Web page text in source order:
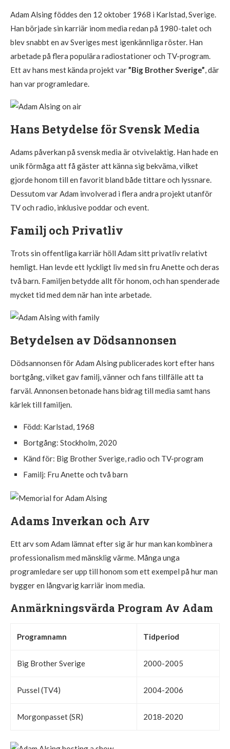
Adam Alsing föddes den 12 oktober 1968 i Karlstad, Sverige.
Han började sin karriär inom media redan på 1980-talet och
blev snabbt en av Sveriges mest igenkännliga röster. Han
arbetade på flera populära radiostationer och TV-program.
Ett av hans mest kända projekt var”Big Brother Sverige”, där
han var programledare.
Hans Betydelse för Svensk Media
Adams påverkan på svensk media är otvivelaktig. Han hade en
unik förmåga att få gäster att känna sig bekväma, vilket
gjorde honom till en favorit bland både tittare och lyssnare.
Dessutom var Adam involverad i flera andra projekt utanför
TV och radio, inklusive poddar och event.
Familj och Privatliv
Trots sin offentliga karriär höll Adam sitt privatliv relativt
hemligt. Han levde ett lyckligt liv med sin fru Anette och deras
två barn. Familjen betydde allt för honom, och han spenderade
mycket tid med dem när han inte arbetade.
Betydelsen av Dödsannonsen
Dödsannonsen för Adam Alsing publicerades kort efter hans
bortgång, vilket gav familj, vänner och fans tillfälle att ta
farväl. Annonsen betonade hans bidrag till media samt hans
kärlek till familjen.
Född: Karlstad, 1968
Bortgång: Stockholm, 2020
Känd för: Big Brother Sverige, radio och TV-program
Familj: Fru Anette och två barn
Adams Inverkan och Arv
Ett arv som Adam lämnat efter sig är hur man kan kombinera
professionalism med mänsklig värme. Många unga
programledare ser upp till honom som ett exempel på hur man
bygger en långvarig karriär inom media.
Anmärkningsvärda Program Av Adam
Programnamn Tidperiod
Big Brother Sverige 2000-2005
Pussel (TV4) 2004-2006
Morgonpasset (SR) 2018-2020